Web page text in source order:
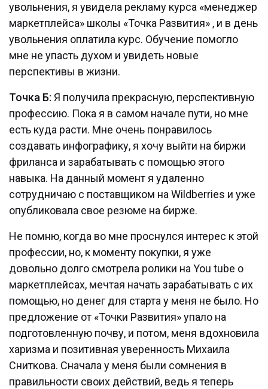
увольнения, я увидела рекламу курса «менеджер
маркетплейса» школы «Точка Развития» , и в день
увольнения оплатила курс. Обучение помогло
мне не упасть духом и увидеть новые
перспективы в жизни.
Точка Б: Я получила прекрасную, перспективную
профессию. Пока я в самом начале пути, но мне
есть куда расти. Мне очень понравилось
создавать инфографику, я хочу выйти на биржи
фриланса и зарабатывать с помощью этого
навыка. На данный момент я удаленно
сотрудничаю с поставщиком на Wildberries и уже
опубликовала свое резюме на бирже.
Не помню, когда во мне проснулся интерес к этой
профессии, но, к моменту покупки, я уже
довольно долго смотрела ролики на You tube о
маркетплейсах, мечтая начать зарабатывать с их
помощью, но денег для старта у меня не было. Но
предложение от «Точки Развития» упало на
подготовленную почву, и потом, меня вдохновила
харизма и позитивная уверенность Михаила
Сниткова. Сначала у меня были сомнения в
правильности своих действий, ведь я теперь